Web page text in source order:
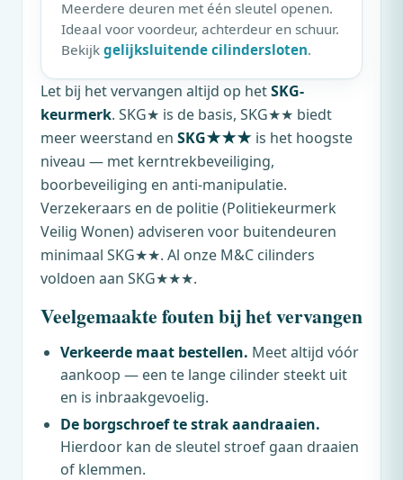
Meerdere deuren met één sleutel openen.
Ideaal voor voordeur, achterdeur en schuur.
Bekijk gelijksluitende cilindersloten.
Let bij het vervangen altijd op hetSKG-
keurmerk. SKG★ is de basis, SKG★★ biedt
meer weerstand en SKG★★★ is het hoogste
niveau — met kerntrekbeveiliging,
boorbeveiliging en anti-manipulatie.
Verzekeraars en de politie (Politiekeurmerk
Veilig Wonen) adviseren voor buitendeuren
minimaal SKG★★. Al onze M&C cilinders
voldoen aan SKG★★★.
Veelgemaakte fouten bij het vervangen
Verkeerde maat bestellen. Meet altijd vóór
aankoop — een te lange cilinder steekt uit
en is inbraakgevoelig.
De borgschroef te strak aandraaien.
Hierdoor kan de sleutel stroef gaan draaien
of klemmen.